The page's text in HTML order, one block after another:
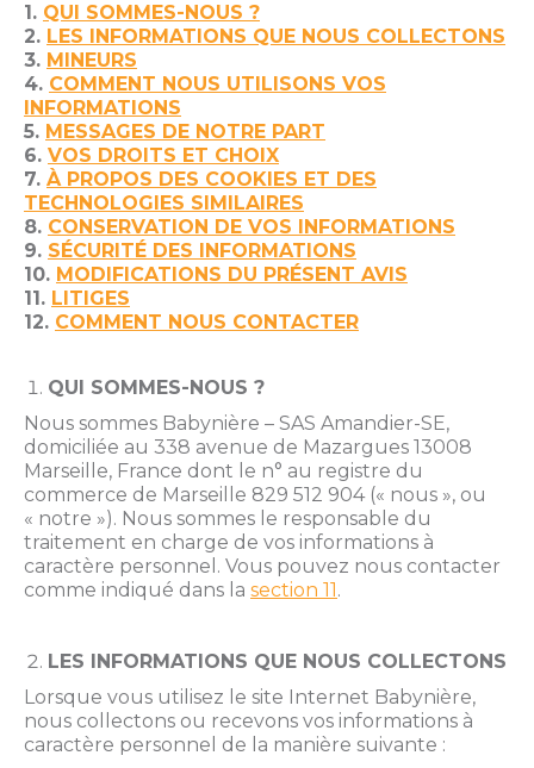
1. QUI SOMMES-NOUS ?
2. LES INFORMATIONS QUE NOUS COLLECTONS
3. MINEURS
4. COMMENT NOUS UTILISONS VOS
INFORMATIONS
5. MESSAGES DE NOTRE PART
6. VOS DROITS ET CHOIX
7. À PROPOS DES COOKIES ET DES
TECHNOLOGIES SIMILAIRES
8. CONSERVATION DE VOS INFORMATIONS
9. SÉCURITÉ DES INFORMATIONS
10. MODIFICATIONS DU PRÉSENT AVIS
11. LITIGES
12. COMMENT NOUS CONTACTER
QUI SOMMES-NOUS ?
Nous sommes Babynière – SAS Amandier-SE,
domiciliée au 338 avenue de Mazargues 13008
Marseille, France dont le n° au registre du
commerce de Marseille 829 512 904 (« nous », ou
« notre »). Nous sommes le responsable du
traitement en charge de vos informations à
caractère personnel. Vous pouvez nous contacter
comme indiqué dans la section 11.
LES INFORMATIONS QUE NOUS COLLECTONS
Lorsque vous utilisez le site Internet Babynière,
nous collectons ou recevons vos informations à
caractère personnel de la manière suivante :